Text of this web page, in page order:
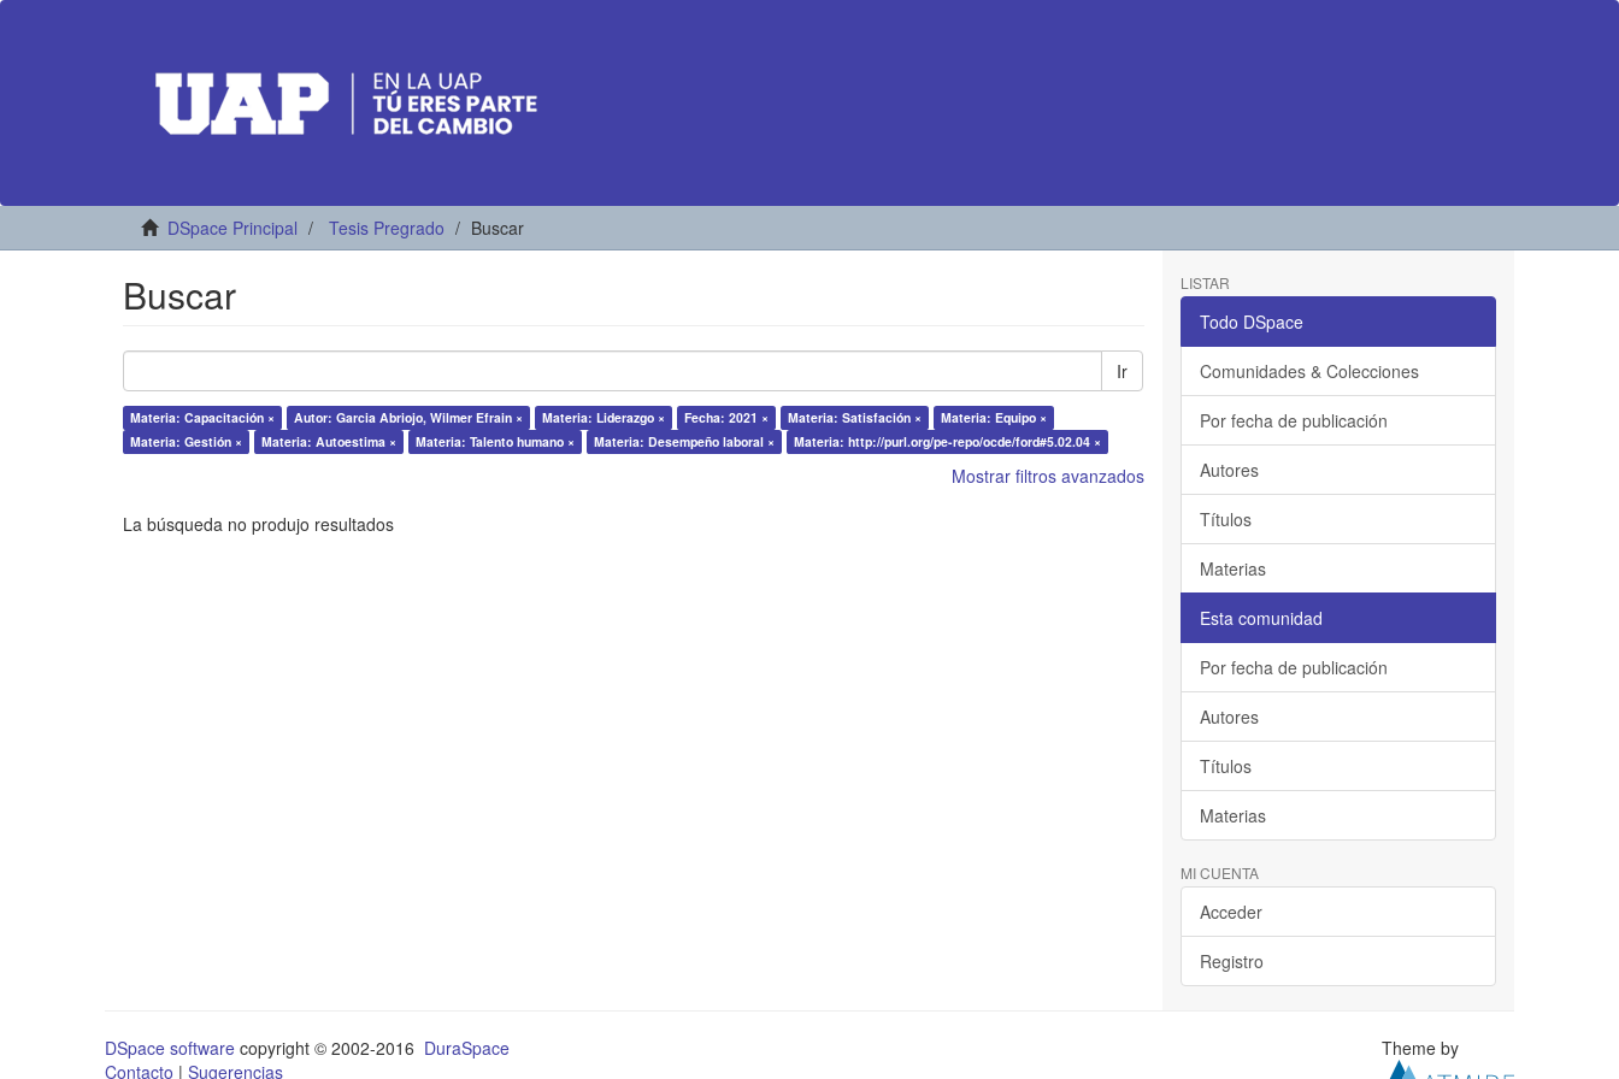
DSpace Principal Tesis Pregrado Buscar
Buscar
Ir
Materia: Capacitación × Autor: Garcia Abriojo, Wilmer Efrain × Materia: Liderazgo × Fecha: 2021 × Materia: Satisfación ×
Materia: Equipo ×
Materia: Gestión ×
Materia: Autoestima × Materia: Talento humano × Materia: Desempeño laboral × Materia: http://purl.org/pe-repo/ocde/ford#5.02.04 ×
Mostrar filtros avanzados
La búsqueda no produjo resultados
LISTAR
Todo DSpace
Comunidades & Colecciones
Por fecha de publicación
Autores
Títulos
Materias
Esta comunidad
Por fecha de publicación
Autores
Títulos
Materias
MI CUENTA
Acceder
Registro
DSpace software copyright © 2002-2016 DuraSpace
Contacto | Sugerencias
Theme by